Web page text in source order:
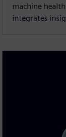
machine
integrates